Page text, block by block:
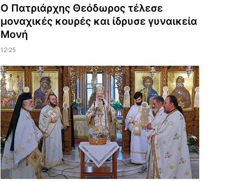
Ο Πατριάρχης Θεόδωρος τέλεσε
μοναχικές κουρές και ίδρυσε γυναικεία
Μονή
12:25